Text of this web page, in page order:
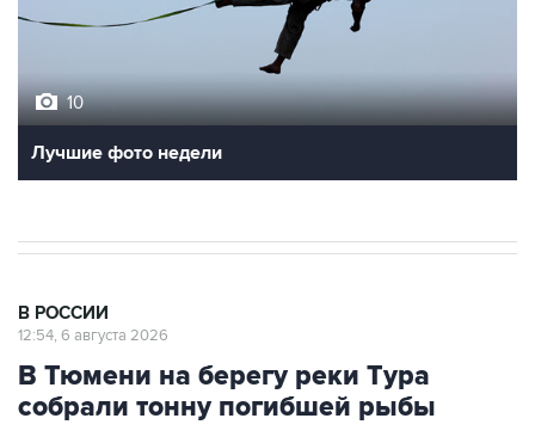
10
Лучшие фото недели
В РОССИИ
12:54, 6 августа 2026
В Тюмени на берегу реки Тура
собрали тонну погибшей рыбы